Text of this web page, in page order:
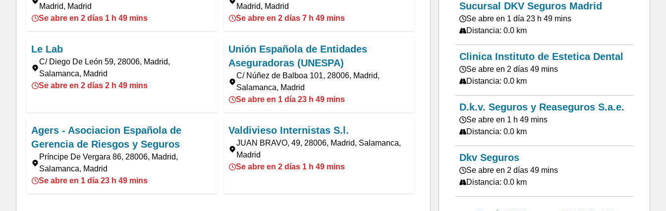
Madrid, Madrid
Se abre en 2 días 1 h 49 mins
Madrid, Madrid
Se abre en 2 días 7 h 49 mins
Le Lab
C/ Diego De León 59, 28006, Madrid,
Salamanca, Madrid
Se abre en 2 días 2 h 49 mins
Unión Española de Entidades
Aseguradoras (UNESPA)
C/ Núñez de Balboa 101, 28006, Madrid,
Salamanca, Madrid
Se abre en 1 día 23 h 49 mins
Agers - Asociacion Española de
Gerencia de Riesgos y Seguros
Príncipe De Vergara 86, 28006, Madrid,
Salamanca, Madrid
Se abre en 1 día 23 h 49 mins
Valdivieso Internistas S.l.
JUAN BRAVO, 49, 28006, Madrid, Salamanca,
Madrid
Se abre en 2 días 1 h 49 mins
Sucursal DKV Seguros Madrid
Se abre en 1 día 23 h 49 mins
Distancia: 0.0 km
Clinica Instituto de Estetica Dental
Se abre en 2 días 49 mins
Distancia: 0.0 km
D.k.v. Seguros y Reaseguros S.a.e.
Se abre en 1 h 49 mins
Distancia: 0.0 km
Dkv Seguros
Se abre en 2 días 49 mins
Distancia: 0.0 km